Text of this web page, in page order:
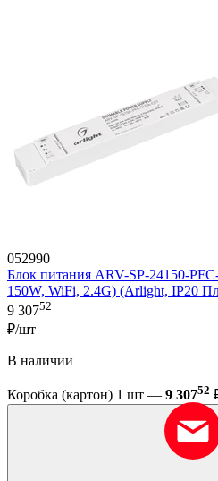
052990
Блок питания ARV-SP-24150-
150W, WiFi, 2.4G) (Arlight, IP20
9 30752
₽/шт
В наличии
Коробка (картон) 1 шт — 9 30752